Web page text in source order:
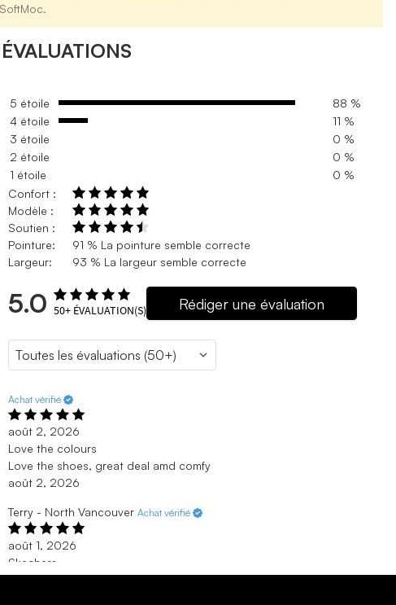
SoftMoc.
ÉVALUATIONS
5 étoile
88 %
4 étoile
11 %
3 étoile
0 %
2 étoile
0 %
1 étoile
0 %
Confort :
Modèle :
Soutien :
Pointure:
91 % La pointure semble correcte
Largeur:
93 % La largeur semble correcte
5.0 50+ ÉVALUATION(S) Rédiger une évaluation
Achat vérifié
août 2, 2026
Love the colours
Love the shoes, great deal amd comfy
août 2, 2026
Terry - North Vancouver Achat vérifié
août 1, 2026
Skechers
Despite feeling a bit larger than expected, super comfortable